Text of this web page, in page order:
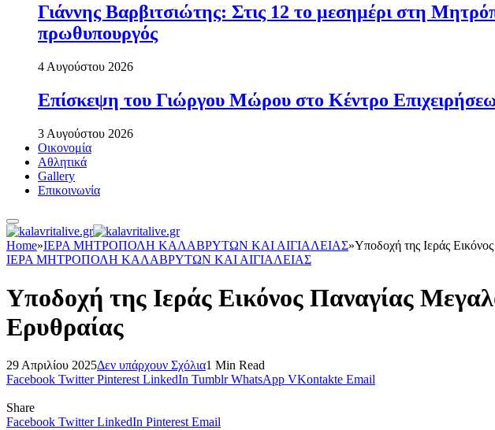
Γιάννης Βαρβιτσιώτης: Στις 12 το μεσημέρι στη
πρωθυπουργός
4 Αυγούστου 2026
Επίσκεψη του Γιώργου Μώρου στο Κέντρο
3 Αυγούστου 2026
Οικονομία
Αθλητικά
Gallery
Επικοινωνία
Home»ΙΕΡΑ ΜΗΤΡΟΠΟΛΗ ΚΑΛΑΒΡΥΤΩΝ ΚΑΙ ΑΙΓΙΑΛΕΙΑΣ»Υποδοχή της Ιεράς
ΙΕΡΑ ΜΗΤΡΟΠΟΛΗ ΚΑΛΑΒΡΥΤΩΝ ΚΑΙ ΑΙΓΙΑΛΕΙΑΣ
Υποδοχή της Ιεράς Εικόνος Παναγίας
Ερυθραίας
29 Απριλίου 2025Δεν υπάρχουν Σχόλια1 Min Read
Facebook Twitter Pinterest LinkedIn Tumblr WhatsApp VKontakte Email
Share
Facebook Twitter LinkedIn Pinterest Email